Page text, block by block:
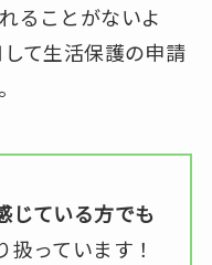
ることがないよ
て生活保護の申請
じている方でも
っています！